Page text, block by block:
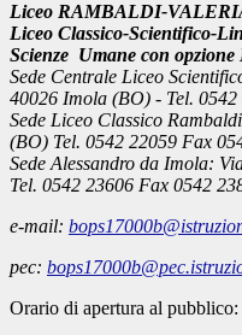
Liceo RAMBALDI-
Liceo Classico-Scientifico-
Scienze Umane con opzione
Sede Centrale Liceo
40026 Imola (BO) - Tel.
Sede Liceo Classico
(BO) Tel. 0542 22059 Fax
Sede Alessandro da Imola:
Tel. 0542 23606 Fax 0542
e-mail:
pec:
Orario di apertura al pubblico: